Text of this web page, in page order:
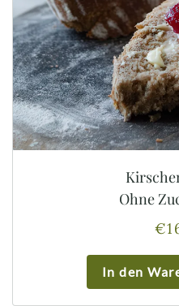
Ohne
€
In den